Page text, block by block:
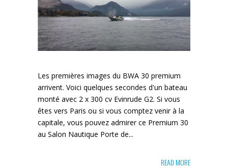
Les premières images du BWA 30 premium
arrivent. Voici quelques secondes d'un bateau
monté avec 2 x 300 cv Evinrude G2. Si vous
êtes vers Paris ou si vous comptez venir à la
capitale, vous pouvez admirer ce Premium 30
au Salon Nautique Porte de...
READ MORE